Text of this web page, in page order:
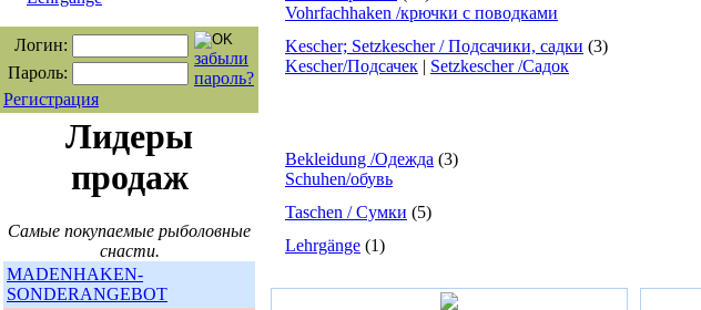
Логин:
Пароль:
забыли
пароль?
Регистрация
Лидеры
продаж
Самые покупаемые рыболовные
снасти.
MADENHAKEN-
SONDERANGEBOT
Vohrfachhaken /крючки с поводками
Kescher; Setzkescher / Подсачики, садки (3)
Kescher/Подсачек | Setzkescher /Садок
Bekleidung /Одежда (3)
Schuhen/обувь
Taschen / Сумки (5)
Lehrgänge (1)